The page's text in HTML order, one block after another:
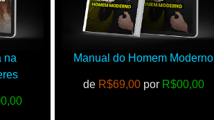
na
Manual do Homem Moderno
de R$69,00 por R$00,00